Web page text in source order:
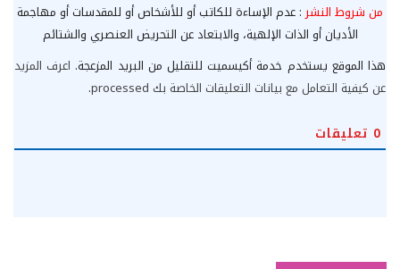
من شروط النشر: عدم الإساءة للكاتب أو للأشخاص أو للمقدسات أو مهاجمة
الأديان أو الذات الإلهية، والابتعاد عن التحريض العنصري والشتائم
هذا الموقع يستخدم خدمة أكيسميت للتقليل من البريد المزعجة. اعرف المزيد
عن كيفية التعامل مع بيانات التعليقات الخاصة بك processed
.
0 تعليقات